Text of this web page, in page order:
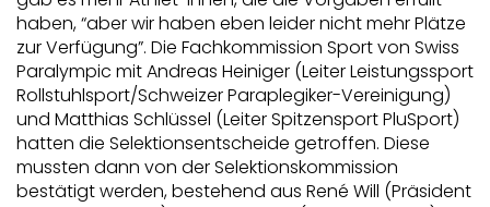
haben, “aber wir haben eben leider nicht mehr Plätze
zur Verfügung”. Die Fachkommission Sport von Swiss
Paralympic mit Andreas Heiniger (Leiter Leistungssport
Rollstuhlsport/Schweizer Paraplegiker-Vereinigung)
und Matthias Schlüssel (Leiter Spitzensport PluSport)
hatten die Selektionsentscheide getroffen. Diese
mussten dann von der Selektionskommission
bestätigt werden, bestehend aus René Will (Präsident